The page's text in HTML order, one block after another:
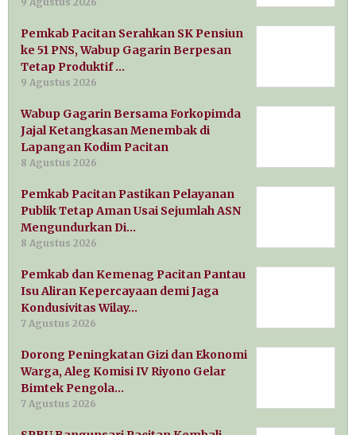
Pemkab Pacitan Serahkan SK Pensiun
ke 51 PNS, Wabup Gagarin Berpesan
Tetap Produktif …
9 Agustus 2026
Wabup Gagarin Bersama Forkopimda
Jajal Ketangkasan Menembak di
Lapangan Kodim Pacitan
8 Agustus 2026
Pemkab Pacitan Pastikan Pelayanan
Publik Tetap Aman Usai Sejumlah ASN
Mengundurkan Di…
8 Agustus 2026
Pemkab dan Kemenag Pacitan Pantau
Isu Aliran Kepercayaan demi Jaga
Kondusivitas Wilay…
7 Agustus 2026
Dorong Peningkatan Gizi dan Ekonomi
Warga, Aleg Komisi IV Riyono Gelar
Bimtek Pengola…
7 Agustus 2026